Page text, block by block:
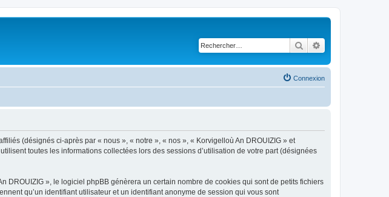
Rechercher
Connexion
(désignés ci-après par « nous », « notre », « nos », « Korvigelloù An DROUIZIG » et
toutes les informations collectées lors des sessions d’utilisation de votre part (désignées
», le logiciel phpBB génèrera un certain nombre de cookies qui sont de petits fichiers
qu’un identifiant utilisateur et un identifiant anonyme de session qui vous sont